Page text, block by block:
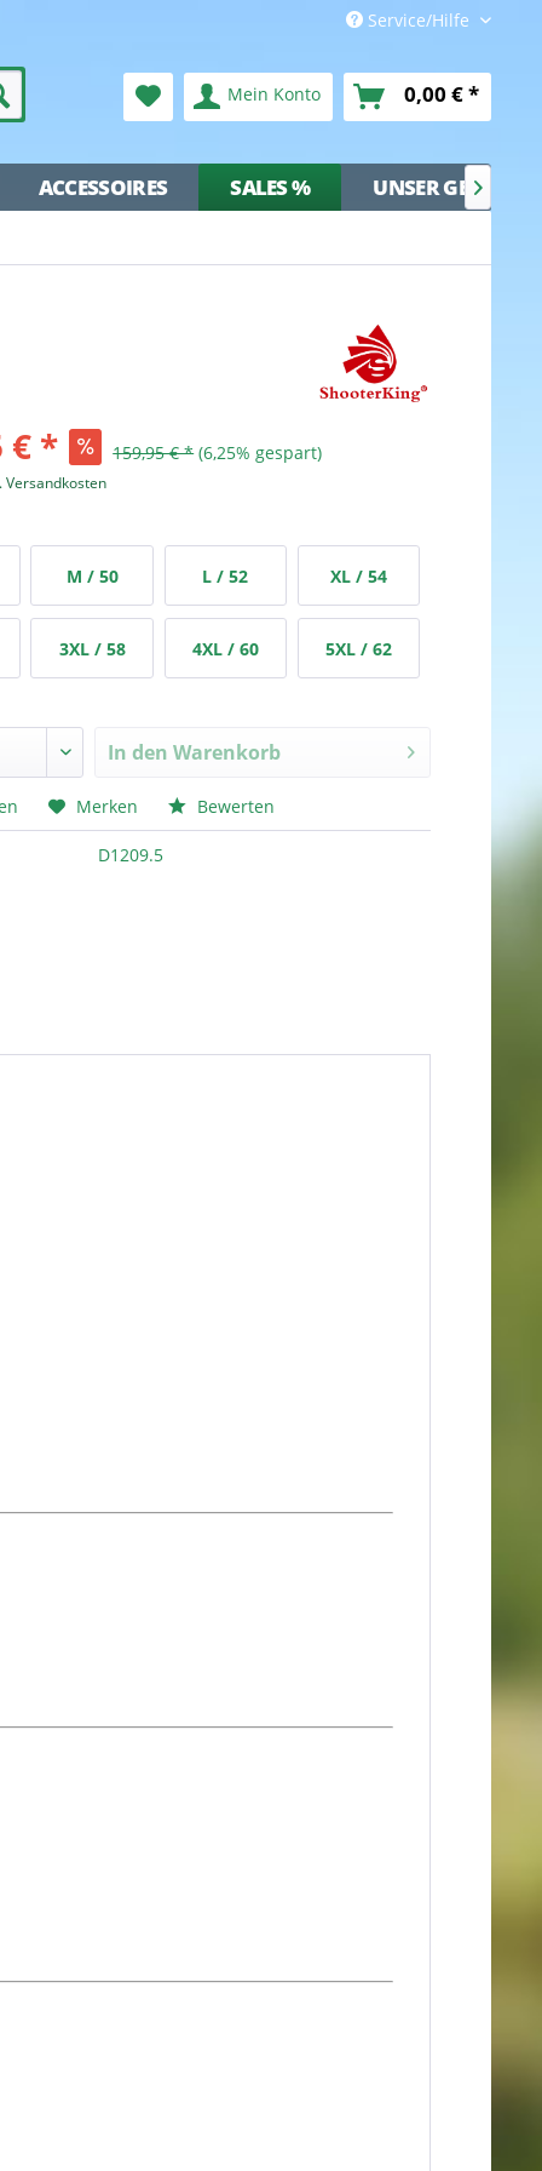
Service/Hilfe
Mein Konto 0,00 € *
ACCESSOIRES SALES % UNSER GESCHÄFT

€ * 159,95 € * (6,25% gespart)
Versandkosten
M / 50 L / 52 XL / 54
3XL / 58 4XL / 60 5XL / 62
In den Warenkorb
Merken Bewerten
D1209.5